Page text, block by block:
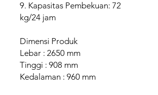
9. Kapasitas Pembekuan: 72
kg/24 jam
Dimensi Produk
Lebar : 2650 mm
Tinggi : 908 mm
Kedalaman : 960 mm